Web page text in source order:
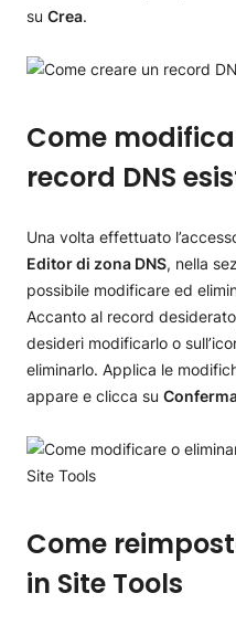
su Crea.
Come
record DNS
Una volta effettuato
Editor di zona DNS, nella
possibile modificare ed
Accanto al record
desideri modificarlo o
eliminarlo. Applica le
appare e clicca su
Come
in Site Tools